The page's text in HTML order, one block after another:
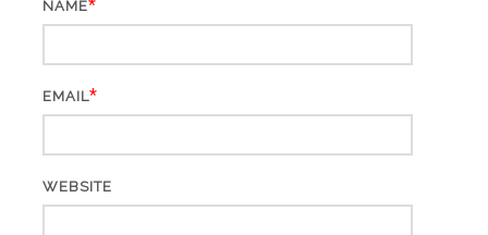
NAME*
EMAIL*
WEBSITE